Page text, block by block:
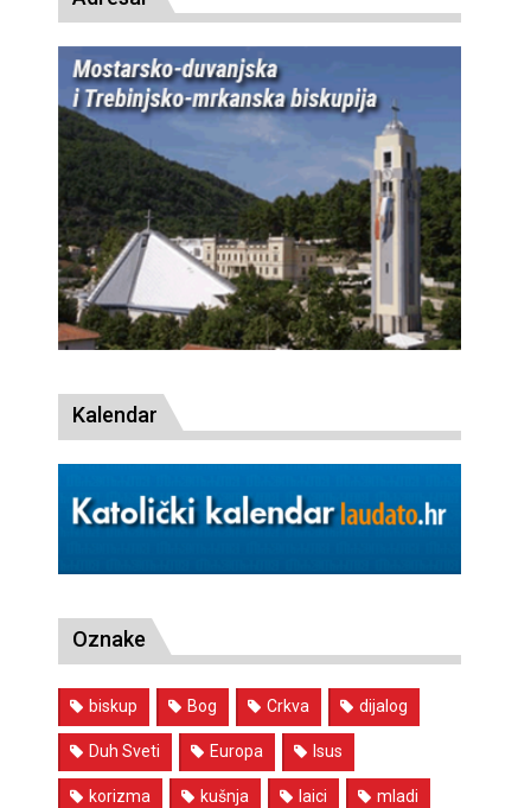
Kalendar
Oznake
biskup Bog Crkva dijalog
Duh Sveti Europa Isus
korizma kušnja laici mladi